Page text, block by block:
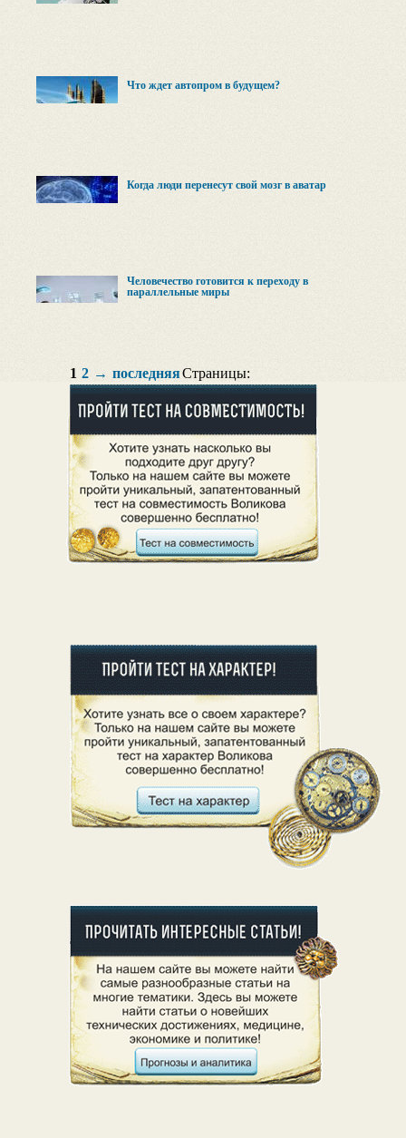
Что ждет автопром в будущем?
Когда люди перенесут свой мозг в аватар
Человечество готовится к переходу в
параллельные миры
Страницы:
1 2 → последняя